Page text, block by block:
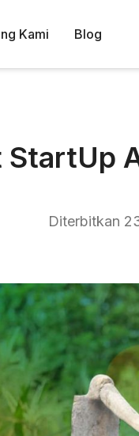
Kami Blog
StartUp
Diterbitkan